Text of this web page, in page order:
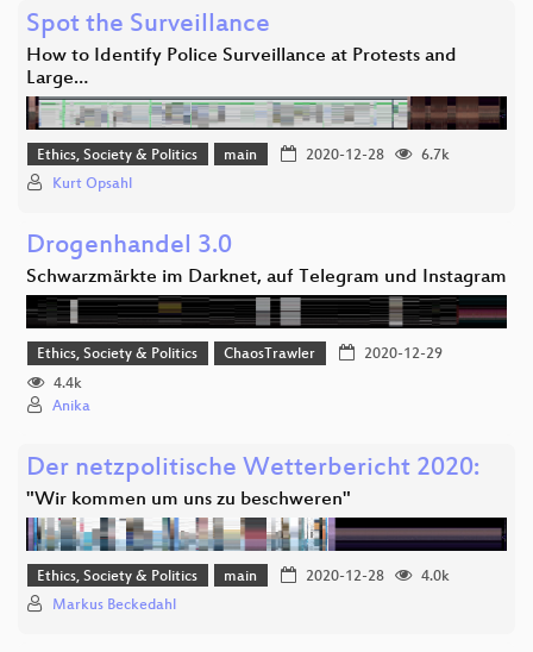
Spot the Surveillance
How to Identify Police Surveillance at Protests and
Large…
Ethics, Society & Politics main 2020-12-28
6.7k
Kurt Opsahl
Drogenhandel 3.0
Schwarzmärkte im Darknet, auf Telegram und Instagram
Ethics, Society & Politics ChaosTrawler
2020-12-29
4.4k
Anika
Der netzpolitische Wetterbericht 2020:
"Wir kommen um uns zu beschweren"
Ethics, Society & Politics main 2020-12-28
4.0k
Markus Beckedahl